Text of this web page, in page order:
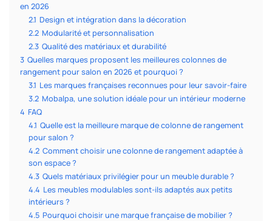
en 2026
2.1 Design et intégration dans la décoration
2.2 Modularité et personnalisation
2.3 Qualité des matériaux et durabilité
3 Quelles marques proposent les meilleures colonnes de
rangement pour salon en 2026 et pourquoi ?
3.1 Les marques françaises reconnues pour leur savoir-faire
3.2 Mobalpa, une solution idéale pour un intérieur moderne
4 FAQ
4.1 Quelle est la meilleure marque de colonne de rangement
pour salon ?
4.2 Comment choisir une colonne de rangement adaptée à
son espace ?
4.3 Quels matériaux privilégier pour un meuble durable ?
4.4 Les meubles modulables sont-ils adaptés aux petits
intérieurs ?
4.5 Pourquoi choisir une marque française de mobilier ?